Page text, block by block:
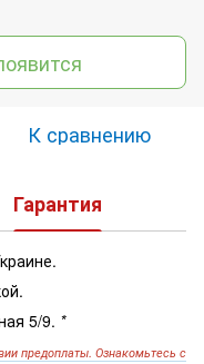
К сравнению
Гарантия
5/9. *
предоплаты. Ознакомьтесь с